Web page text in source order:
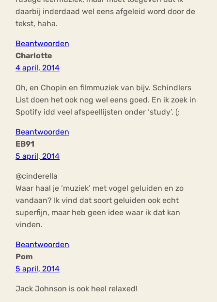
daarbij inderdaad wel eens afgeleid word door de
tekst, haha.
Beantwoorden
Charlotte
4 april, 2014
Oh, en Chopin en filmmuziek van bijv. Schindlers
List doen het ook nog wel eens goed. En ik zoek in
Spotify idd veel afspeellijsten onder ‘study’. (:
Beantwoorden
EB91
5 april, 2014
@cinderella
Waar haal je ‘muziek’ met vogel geluiden en zo
vandaan? Ik vind dat soort geluiden ook echt
superfijn, maar heb geen idee waar ik dat kan
vinden.
Beantwoorden
Pom
5 april, 2014
Jack Johnson is ook heel relaxed!